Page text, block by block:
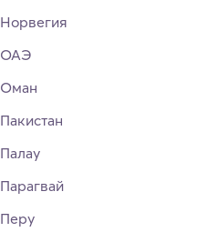
Норвегия
ОАЭ
Оман
Пакистан
Палау
Парагвай
Перу